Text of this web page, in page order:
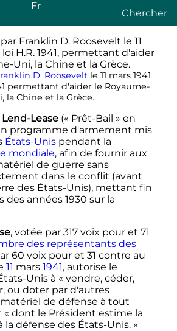
Fr
Chercher
D. Roosevelt le 11 mars 1941
permettant d'aider le Royaume-
la Chine et la Grèce.
Lend-Lease(« Prêt-Bail » en
programme d'armement mis
États-Unispendant la
mondiale, afin de fournir aux
de guerre sans
dans le conflit (avant
des États-Unis), mettant fin
des années 1930 sur la
, votée par 317 voix pour et 71
des représentants des
60 voix pour et 31 contre au
11 mars 1941, autorise le
Unis à « vendre, céder,
ou doter par d'autres
de défense à tout
« dont le Président estime la
la défense des États-Unis. »